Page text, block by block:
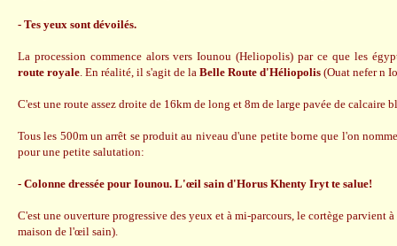
- Tes yeux sont dévoilés.
La procession commence alors vers Iounou (Heliopolis) par ce que les
route royale. En réalité, il s'agit de la Belle Route d'Héliopolis (Ouat nefer n
C'est une route assez droite de 16km de long et 8m de large pavée de calcaire
Tous les 500m un arrêt se produit au niveau d'une petite borne que l'on
pour une petite salutation:
- Colonne dressée pour Iounou. L'œil sain d'Horus Khenty Iryt te salue!
C'est une ouverture progressive des yeux et à mi-parcours, le cortège parvient
maison de l'œil sain).